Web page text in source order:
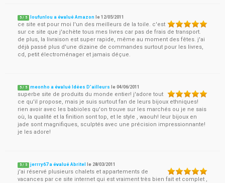
5 / 5 loufunlou a évalué Amazon le12/05/2011
ce site est pour moi l'un des meilleurs de la toile. c'est
sur ce site que j'achète tous mes livres car pas de frais de transport.
de plus, la livraison est super rapide, même au moment des fêtes. j'ai
déjà passé plus d'une dizaine de commandes surtout pour les livres,
cd, petit électroménager et jamais déçue.
5 / 5 meonho a évalué Idées D'ailleurs le04/06/2011
superbe site de produits du monde entier! j'adore tout
ce qu'il propose, mais je suis surtout fan de leurs bijoux ethniques!
rien avoir avec les babioles qu'on trouve sur les marchés ou je ne sais
où, la qualité et la finition sont top, et le style , waouh! leur bijoux en
jade sont magnifiques, sculptés avec une précision impressionnante!
je les adore!
5 / 5 jerrry67 a évalué Abritel le 28/03/2011
j'ai réservé plusieurs chalets et appartements de
vacances par ce site internet qui est vraiment très bien fait et complet ,